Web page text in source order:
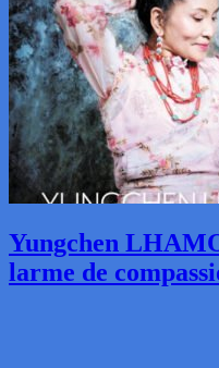
Yungchen
larme de